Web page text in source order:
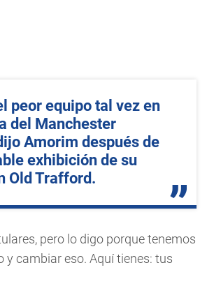
peor equipo tal vez en
del Manchester
Amorim después de
exhibición de su
Old Trafford.
pero lo digo porque tenemos
y cambiar eso. Aquí tienes: tus